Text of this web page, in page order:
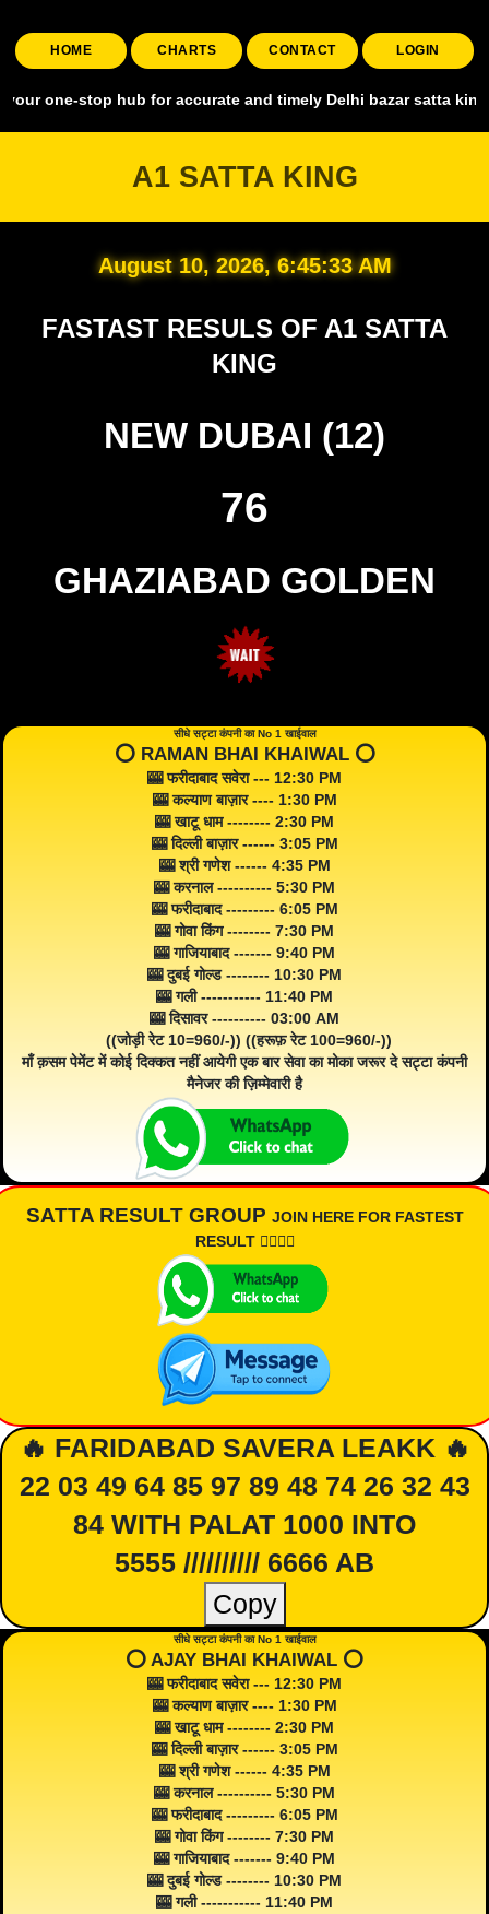
HOME CHARTS CONTACT LOGIN
hub for accurate and timely Delhi bazar satta king,
A1 SATTA KING
August 10, 2026, 6:45:34 AM
FASTAST RESULS OF A1 SATTA
KING
NEW DUBAI (12)
76
GHAZIABAD GOLDEN
सीधे सट्टा कंपनी का No 1 खाईवाल
⭕️ RAMAN BHAI KHAIWAL ⭕️
🎰 फरीदाबाद सवेरा --- 12:30 PM
🎰 कल्याण बाज़ार ---- 1:30 PM
🎰 खाटू धाम -------- 2:30 PM
🎰 दिल्ली बाज़ार ------ 3:05 PM
🎰 श्री गणेश ------ 4:35 PM
🎰 करनाल ---------- 5:30 PM
🎰 फरीदाबाद --------- 6:05 PM
🎰 गोवा किंग -------- 7:30 PM
🎰 गाजियाबाद ------- 9:40 PM
🎰 दुबई गोल्ड -------- 10:30 PM
🎰 गली ----------- 11:40 PM
🎰 दिसावर ---------- 03:00 AM
((जोड़ी रेट 10=960/-)) ((हरूफ़ रेट 100=960/-))
माँ क़सम पेमेंट में कोई दिक्कत नहीं आयेगी एक बार सेवा का मोका जरूर दे सट्टा कंपनी
मैनेजर की ज़िम्मेवारी है
SATTA RESULT GROUP JOIN HERE FOR FASTEST
RESULT 👇🏾👇🏾
🔥 FARIDABAD SAVERA LEAKK 🔥
22 03 49 64 85 97 89 48 74 26 32 43
84 WITH PALAT 1000 INTO
5555 ////////// 6666 AB
Copy
सीधे सट्टा कंपनी का No 1 खाईवाल
⭕️ AJAY BHAI KHAIWAL ⭕️
🎰 फरीदाबाद सवेरा --- 12:30 PM
🎰 कल्याण बाज़ार ---- 1:30 PM
🎰 खाटू धाम -------- 2:30 PM
🎰 दिल्ली बाज़ार ------ 3:05 PM
🎰 श्री गणेश ------ 4:35 PM
🎰 करनाल ---------- 5:30 PM
🎰 फरीदाबाद --------- 6:05 PM
🎰 गोवा किंग -------- 7:30 PM
🎰 गाजियाबाद ------- 9:40 PM
🎰 दुबई गोल्ड -------- 10:30 PM
🎰 गली ----------- 11:40 PM